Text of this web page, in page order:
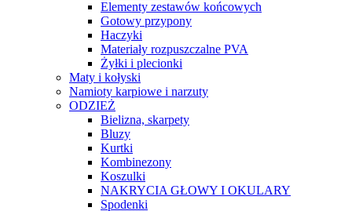
Elementy zestawów końcowych
Gotowy przypony
Haczyki
Materiały rozpuszczalne PVA
Żyłki i plecionki
Maty i kołyski
Namioty karpiowe i narzuty
ODZIEŻ
Bielizna, skarpety
Bluzy
Kurtki
Kombinezony
Koszulki
NAKRYCIA GŁOWY I OKULARY
Spodenki